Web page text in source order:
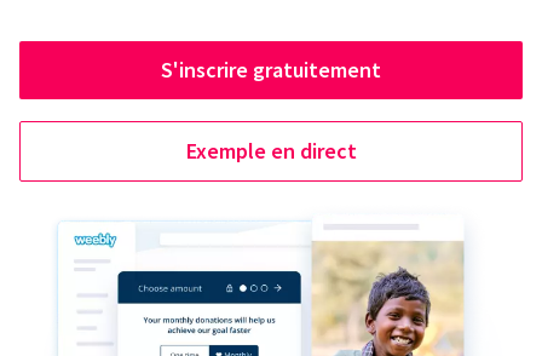
S'inscrire gratuitement
Exemple en direct